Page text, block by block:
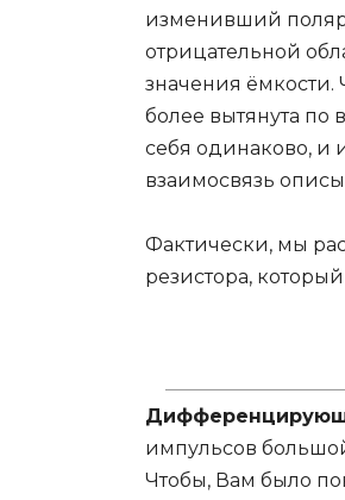
изменивший
отрицательной
значения
более вытянута по
себя одинаково, и
взаимосвязь
Фактически, мы
резистора,
импульсов
Чтобы, Вам было